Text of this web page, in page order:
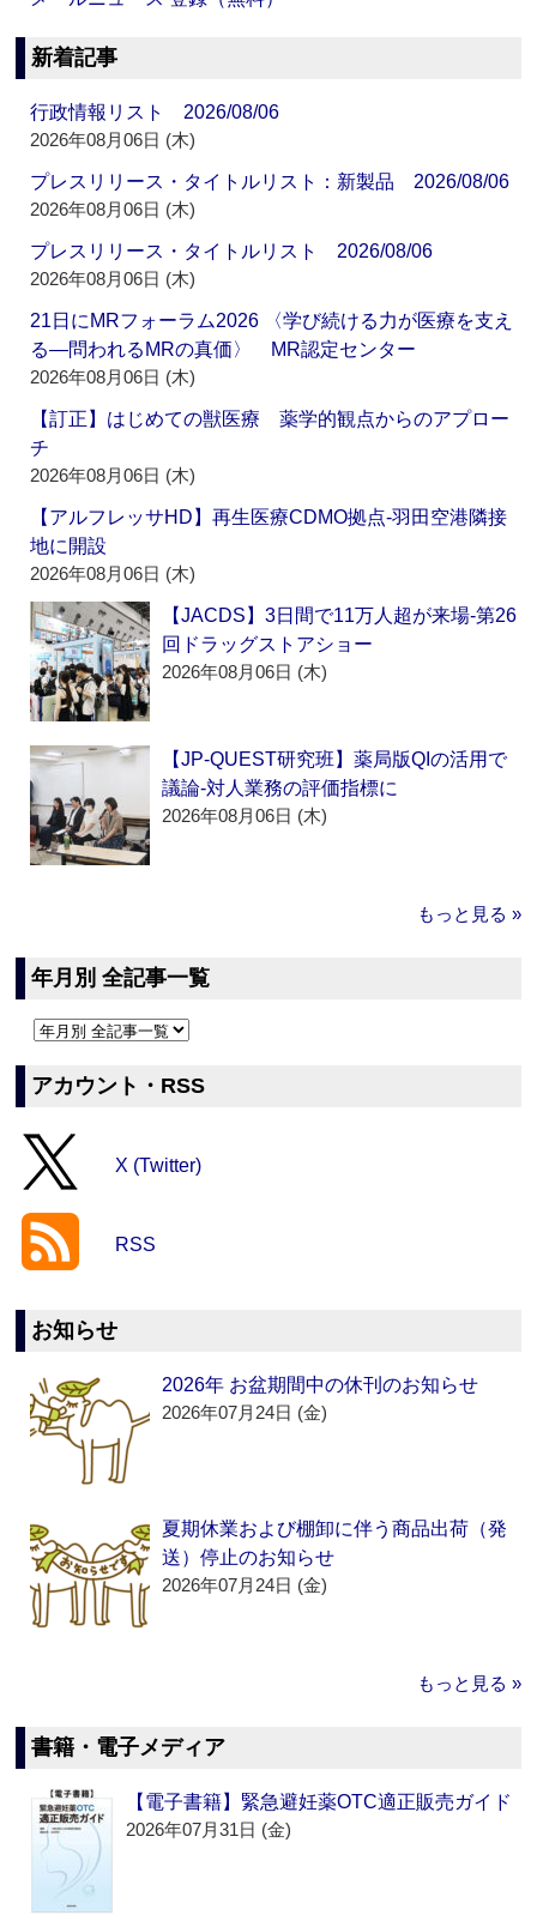
新着記事
行政情報リスト 2026/08/06
2026年08月06日 (木)
プレスリリース・タイトルリスト：新製品 2026/08/06
2026年08月06日 (木)
プレスリリース・タイトルリスト 2026/08/06
2026年08月06日 (木)
21日にMRフォーラム2026 〈学び続ける力が医療を支え
る―問われるMRの真価〉 MR認定センター
2026年08月06日 (木)
【訂正】はじめての獣医療 薬学的観点からのアプロー
チ
2026年08月06日 (木)
【アルフレッサHD】再生医療CDMO拠点‐羽田空港隣接
地に開設
2026年08月06日 (木)
【JACDS】3日間で11万人超が来場‐第26
回ドラッグストアショー
2026年08月06日 (木)
【JP-QUEST研究班】薬局版QIの活用で
議論‐対人業務の評価指標に
2026年08月06日 (木)
もっと見る »
年月別 全記事一覧
アカウント・RSS
X (Twitter)
RSS
お知らせ
2026年 お盆期間中の休刊のお知らせ
2026年07月24日 (金)
夏期休業および棚卸に伴う商品出荷（発
送）停止のお知らせ
2026年07月24日 (金)
もっと見る »
書籍・電子メディア
【電子書籍】緊急避妊薬OTC適正販売ガイド
2026年07月31日 (金)